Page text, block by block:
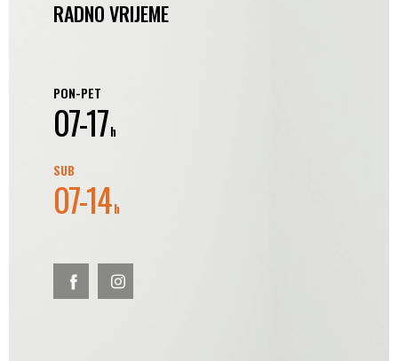
RADNO VRIJEME
PON-PET
07-17h
SUB
07-14h